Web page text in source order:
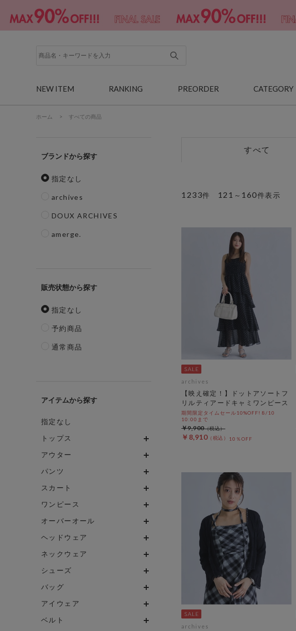
NEW ITEM RANKING PREORDER CATEGORY
ホーム > すべての商品
ブランド
指定なし
archives
DOUX ARCHIVES
amerge.
販売状態
指定なし
予約商品
通常商品
アイテム
指定なし
トップス
アウター
パンツ
スカート
ワンピース
オーバーオール
ヘッドウェア
ネックウェア
シューズ
バッグ
アイウェア
ベルト
すべて
1233件 121 ～ 160件表示
archives
【映え確定！】ドットアソートフ
リルティアードキャミワンピース
期間限定タイムセール10%OFF! 8/10
10:00まで
￥8,910 10％OFF
￥9,900
archives